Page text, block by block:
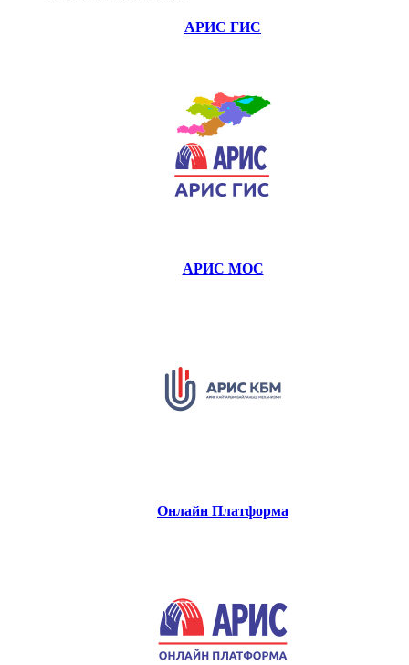
АРИС ГИС
АРИС МОС
Онлайн Платформа